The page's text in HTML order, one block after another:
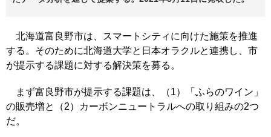
北海道富良野市は、スマートシティに向けた施策を推進
する。そのために北海道大学と日本オラクルと連携し、市
が提示する課題に対する解決策を募る。
まず富良野市が提示する課題は、（1）「ふらのワイン」
の販売増と（2）カーボンニュートラルへの取り組みの2つ
だ。